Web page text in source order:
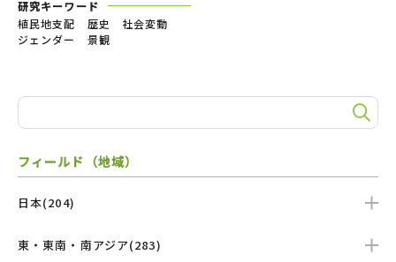
研究キーワード
植民地支配 歴史 社会変動
ジェンダー 景観
フィールド（地域）
日本(204)
東・東南・南アジア(283)